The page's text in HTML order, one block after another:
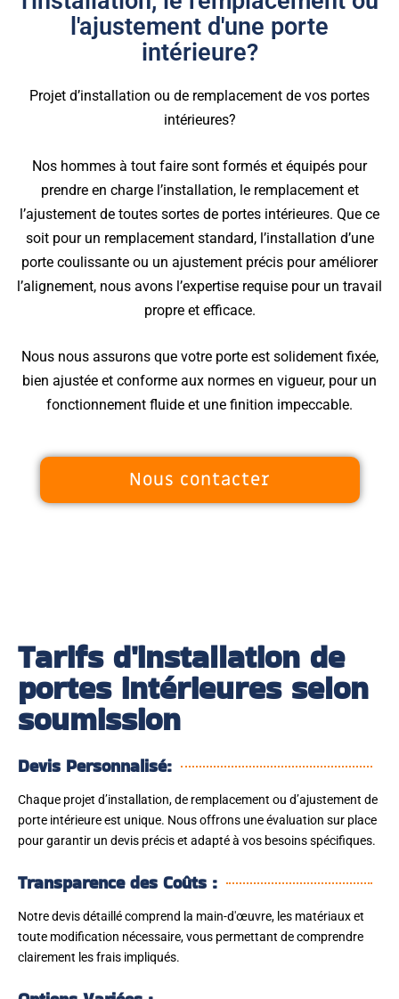
l'ajustement d'une porte
intérieure?
Projet d’installation ou de remplacement de vos portes
intérieures?
Nos hommes à tout faire sont formés et équipés pour
prendre en charge l’installation, le remplacement et
l’ajustement de toutes sortes de portes intérieures. Que ce
soit pour un remplacement standard, l’installation d’une
porte coulissante ou un ajustement précis pour améliorer
l’alignement, nous avons l’expertise requise pour un travail
propre et efficace.
Nous nous assurons que votre porte est solidement fixée,
bien ajustée et conforme aux normes en vigueur, pour un
fonctionnement fluide et une finition impeccable.
Nous contacter
Tarifs d'installation de
portes intérieures selon
soumission
Devis Personnalisé:
Chaque projet d’installation, de remplacement ou d’ajustement de
porte intérieure est unique. Nous offrons une évaluation sur place
pour garantir un devis précis et adapté à vos besoins spécifiques.
Transparence des Coûts :
Notre devis détaillé comprend la main-d'œuvre, les matériaux et
toute modification nécessaire, vous permettant de comprendre
clairement les frais impliqués.